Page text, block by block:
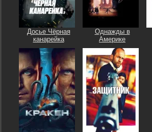
Досье Чёрная
канарейка
Однажды в
Америке